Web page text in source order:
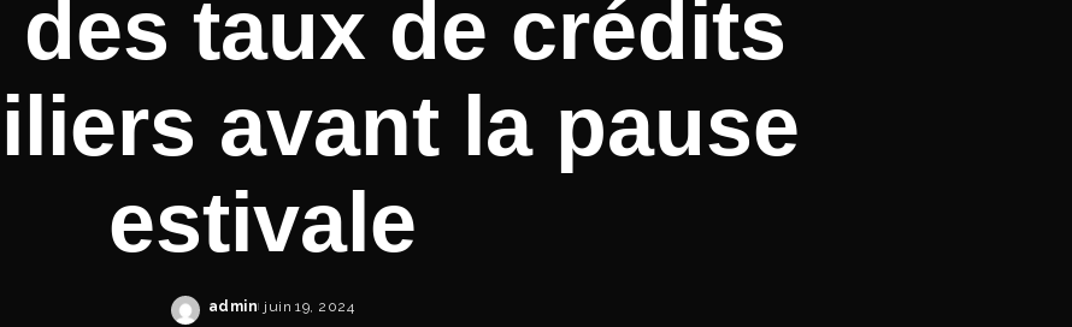
des taux de crédits
avant la pause
estivale
Posted
admin juin 19, 2024